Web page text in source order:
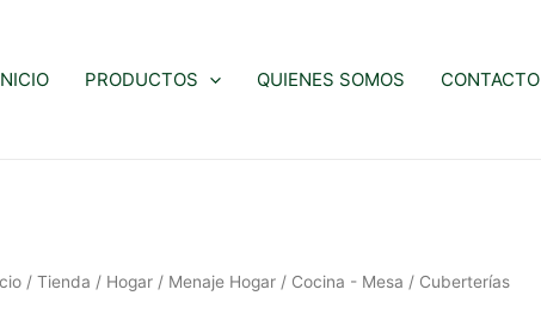
PRODUCTOS QUIENES SOMOS CONTACTO
/ Tienda / Hogar / Menaje Hogar / Cocina - Mesa / Cuberterías